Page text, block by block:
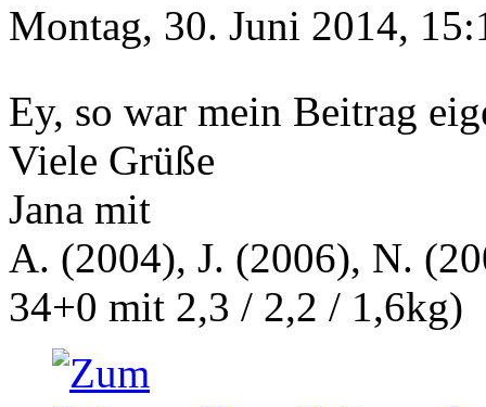
Montag, 30. Juni 2014,
Ey, so war mein Beitrag
Viele Grüße
Jana mit
A. (2004), J. (2006), N.
34+0 mit 2,3 / 2,2 / 1,6kg)